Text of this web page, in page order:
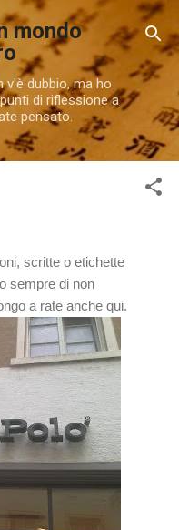
mondo
v'è dubbio, ma ho
di riflessione a
pensato.
scritte o etichette
sempre di non
a rate anche qui.